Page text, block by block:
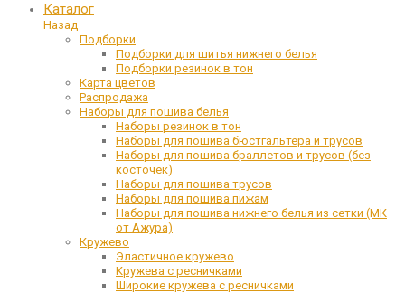
Каталог
Назад
Подборки
Подборки для шитья нижнего белья
Подборки резинок в тон
Карта цветов
Распродажа
Наборы для пошива белья
Наборы резинок в тон
Наборы для пошива бюстгальтера и трусов
Наборы для пошива браллетов и трусов (без
косточек)
Наборы для пошива трусов
Наборы для пошива пижам
Наборы для пошива нижнего белья из сетки (МК
от Ажура)
Кружево
Эластичное кружево
Кружева с ресничками
Широкие кружева с ресничками